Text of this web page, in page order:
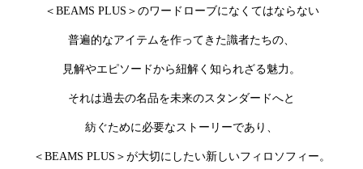
＜BEAMS PLUS＞のワードローブになくてはならない
普遍的なアイテムを作ってきた識者たちの、
見解やエピソードから紐解く知られざる魅力。
それは過去の名品を未来のスタンダードへと
紡ぐために必要なストーリーであり、
＜BEAMS PLUS＞が大切にしたい新しいフィロソフィー。